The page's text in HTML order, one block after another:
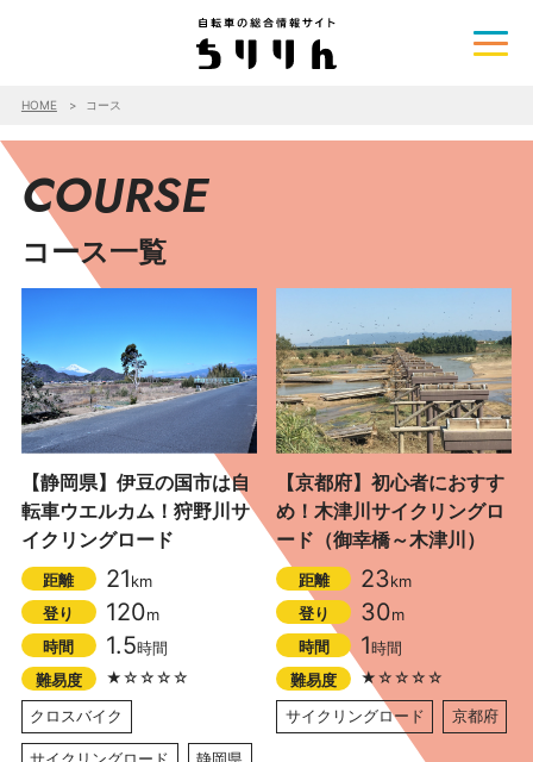
HOME コース
COURSE
コース一覧
【静岡県】伊豆の国市は自
転車ウエルカム！狩野川サ
イクリングロード
距離 21km
登り
120m
時間
1.5時間
難易度
★☆☆☆☆
クロスバイク
【京都府】初心者におすす
め！木津川サイクリングロ
ード（御幸橋～木津川）
距離 23km
登り
30m
時間
1時間
難易度
★☆☆☆☆
サイクリングロード
京都府